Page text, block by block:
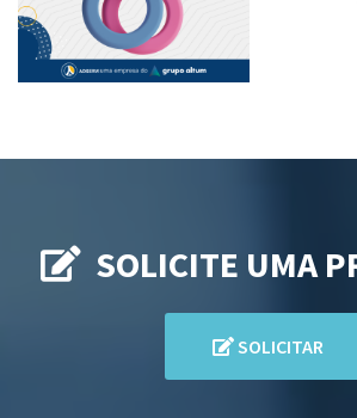
SOLICITE UMA
SOLICITAR